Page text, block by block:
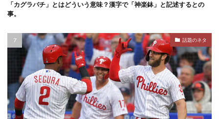
「カグラバチ」とはどういう意味？漢字で「神楽鉢」と記述するとの
事。
話題のネタ